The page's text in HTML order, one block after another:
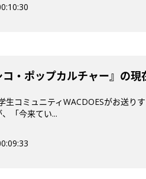
・ポップカルチャー』の現
生コミュニティWACDOESがお送
「今来てい...